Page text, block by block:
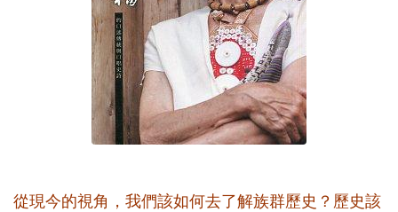
從現今的視角，我們該如何去了解族群歷史？歷史該